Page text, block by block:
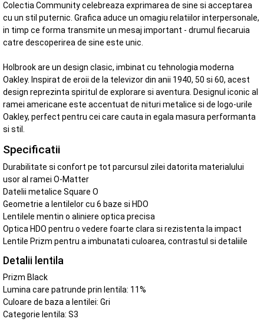
Colectia Community celebreaza exprimarea de sine si acceptarea
cu un stil puternic. Grafica aduce un omagiu relatiilor interpersonale,
in timp ce forma transmite un mesaj important - drumul fiecaruia
catre descoperirea de sine este unic.
Holbrook are un design clasic, imbinat cu tehnologia moderna
Oakley. Inspirat de eroii de la televizor din anii 1940, 50 si 60, acest
design reprezinta spiritul de explorare si aventura. Designul iconic al
ramei americane este accentuat de nituri metalice si de logo-urile
Oakley, perfect pentru cei care cauta in egala masura performanta
si stil.
Specificatii
Durabilitate si confort pe tot parcursul zilei datorita materialului
usor al ramei O-Matter
Datelii metalice Square O
Geometrie a lentilelor cu 6 baze si HDO
Lentilele mentin o aliniere optica precisa
Optica HDO pentru o vedere foarte clara si rezistenta la impact
Lentile Prizm pentru a imbunatati culoarea, contrastul si detaliile
Detalii lentila
Prizm Black
Lumina care patrunde prin lentila: 11%
Culoare de baza a lentilei: Gri
Categorie lentila: S3